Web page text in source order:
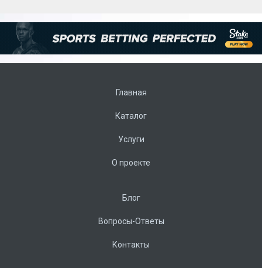
Главная
Каталог
Услуги
О проекте
Блог
Вопросы-Ответы
Контакты